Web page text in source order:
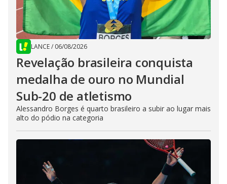
LANCE/ 06/08/2026
Revelação brasileira conquista
medalha de ouro no Mundial
Sub-20 de atletismo
Alessandro Borges é quarto brasileiro a subir ao lugar mais
alto do pódio na categoria